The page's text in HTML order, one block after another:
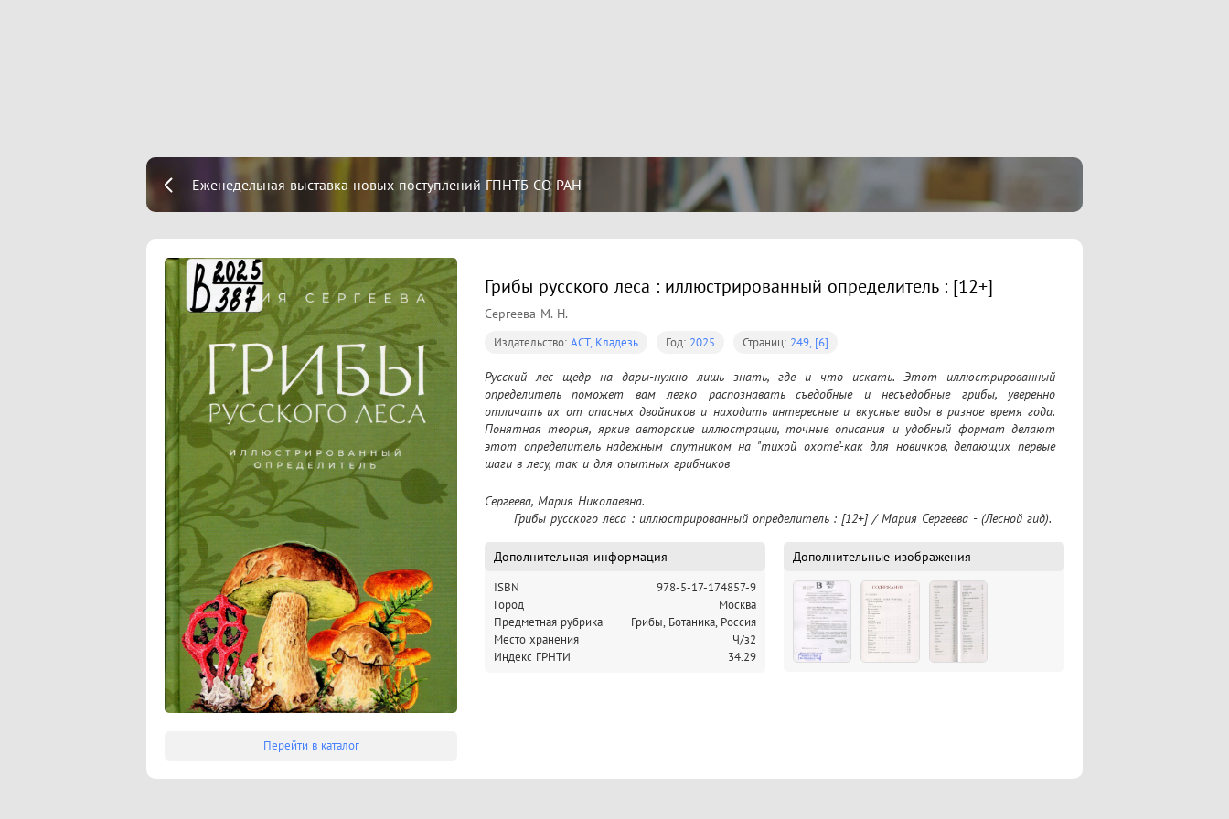
Еженедельная выставка новых поступлений ГПНТБ СО РАН
Перейти в каталог
Грибы русского леса : иллюстрированный определитель : [12+]
Сергеева М. Н.
Издательство: АСТ, Кладезь Год: 2025 Страниц: 249, [6]
Русский лес щедр на дары-нужно лишь знать, где и что искать. Этот иллюстрированный
определитель поможет вам легко распознавать съедобные и несъедобные грибы, уверенно
отличать их от опасных двойников и находить интересные и вкусные виды в разное время года.
Понятная теория, яркие авторские иллюстрации, точные описания и удобный формат делают
этот определитель надежным спутником на "тихой охоте"-как для новичков, делающих первые
шаги в лесу, так и для опытных грибников
Сергеева, Мария Николаевна.
	Грибы русского леса : иллюстрированный определитель : [12+] / Мария Сергеева - (Лесной гид).
Дополнительная информация
ISBN
978-5-17-174857-9
Город
Москва
Предметная рубрика
Грибы, Ботаника, Россия
Место хранения
Ч/з2
Индекс ГРНТИ
34.29
Дополнительные изображения